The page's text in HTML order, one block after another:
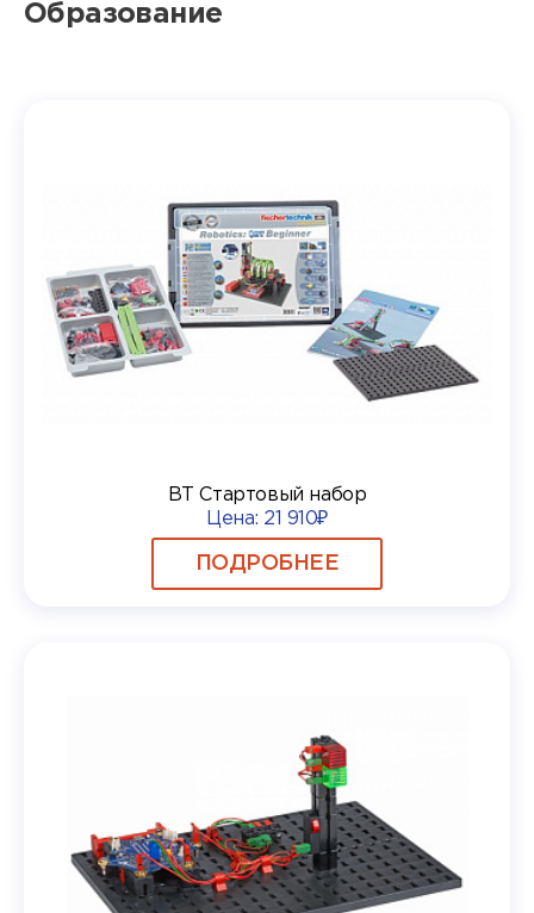
Образование
BT Стартовый набор
Цена: 21 910₽
ПОДРОБНЕЕ